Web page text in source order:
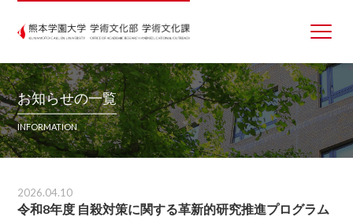
お知らせの一覧
INFORMATION
2026.04.10
令和8年度 自殺対策に関する革新的研究推進プログラム